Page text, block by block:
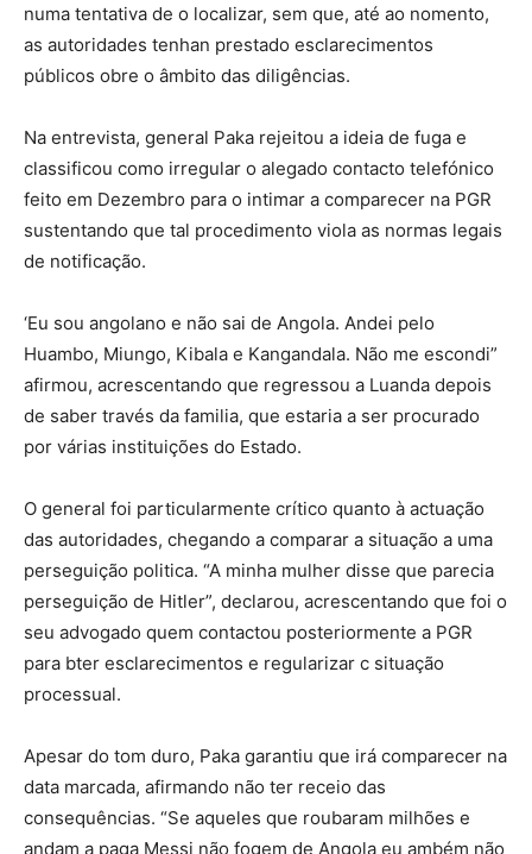
numa tentativa de o localizar, sem que, até ao nomento,
as autoridades tenhan prestado esclarecimentos
públicos obre o âmbito das diligências.
Na entrevista, general Paka rejeitou a ideia de fuga e
classificou como irregular o alegado contacto telefónico
feito em Dezembro para o intimar a comparecer na PGR
sustentando que tal procedimento viola as normas legais
de notificação.
‘Eu sou angolano e não sai de Angola. Andei pelo
Huambo, Miungo, Kibala e Kangandala. Não me escondi”
afirmou, acrescentando que regressou a Luanda depois
de saber través da familia, que estaria a ser procurado
por várias instituições do Estado.
O general foi particularmente crítico quanto à actuação
das autoridades, chegando a comparar a situação a uma
perseguição politica. “A minha mulher disse que parecia
perseguição de Hitler”, declarou, acrescentando que foi o
seu advogado quem contactou posteriormente a PGR
para bter esclarecimentos e regularizar c situação
processual.
Apesar do tom duro, Paka garantiu que irá comparecer na
data marcada, afirmando não ter receio das
consequências. “Se aqueles que roubaram milhões e
andam a paga Messi não fogem de Angola eu ambém não